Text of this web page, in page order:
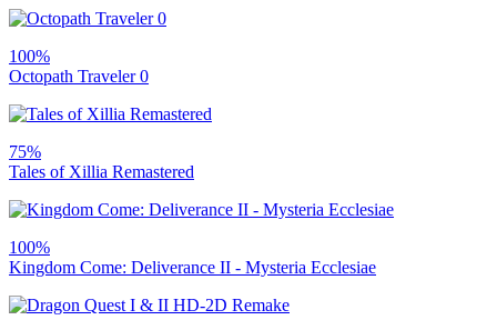
100%
Octopath Traveler 0
75%
Tales of Xillia Remastered
100%
Kingdom Come: Deliverance II - Mysteria Ecclesiae